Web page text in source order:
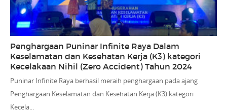
Penghargaan Puninar Infinite Raya Dalam
Keselamatan dan Kesehatan Kerja (K3) kategori
Kecelakaan Nihil (Zero Accident) Tahun 2024
Puninar Infinite Raya berhasil meraih penghargaan pada ajang
Penghargaan Keselamatan dan Kesehatan Kerja (K3) kategori
Kecela...